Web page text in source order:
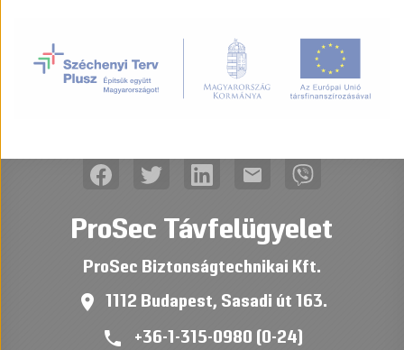
mail
ProSec Távfelügyelet
ProSec Biztonságtechnikai Kft.
place 1112 Budapest, Sasadi út 163.
phone +36-1-315-0980 (0-24)